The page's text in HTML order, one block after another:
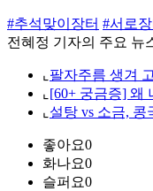
#추석맞이장터 #서로장
전혜정 기자의 주요 뉴
⌞ 팔자주름 생겨
⌞ [60+ 궁금증] 왜
⌞ 설탕 vs 소금, 콩
좋아요0
화나요0
슬퍼요0